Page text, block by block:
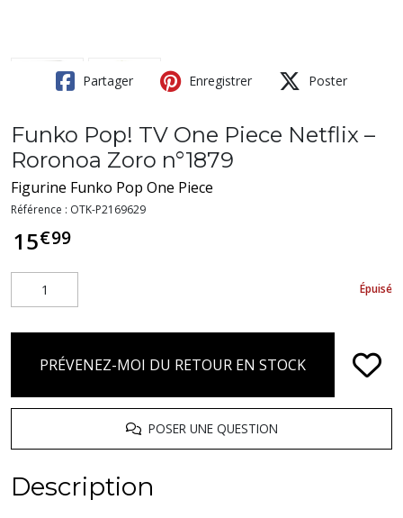
Partager Enregistrer Poster
Funko Pop! TV One Piece Netflix –
Roronoa Zoro n°1879
Figurine Funko Pop One Piece
Référence : OTK-P2169629
15€99
Épuisé
PRÉVENEZ-MOI DU RETOUR EN STOCK
POSER UNE QUESTION
Description